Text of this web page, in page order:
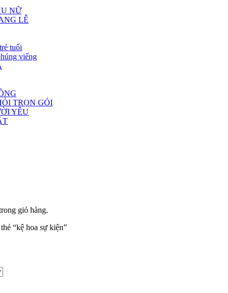
NỮ
LỄ
tuổi
viếng
TRỌN GÓI
YÊU
giỏ hàng.
“kệ hoa sự kiện”